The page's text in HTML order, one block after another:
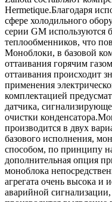
Hermetique.Благодаря
сфере холодильного
серии GM используются
теплообменников, что
Моноблоки, в базовой
оттаивания горячим
оттаивания происходит
применения
комплектацией
датчика,
очистки
производится в двух
базового исполнения,
способом, по принципу
дополнительная опция
моноблока
агрегата очень высока и
аварийной